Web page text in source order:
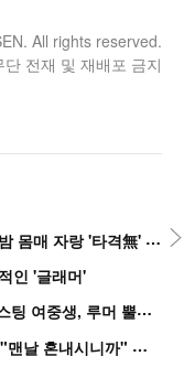
All rights reserved.
단 전재 및 재배포 금지
비
비, 성행위 연상 안무로 논란인데..워터밤 몸매 자랑 '타격無' 근황
인 '글래머'
“
연습생 아닙니다” 싸이 '흠뻑쇼' 즉석 캐스팅 여중생, 루머 뿔났다[Oh!쎈 이...
홍
진영, '임신설' 종결 작정하고 입은 옷…"맨날 혼내시니까" 억울